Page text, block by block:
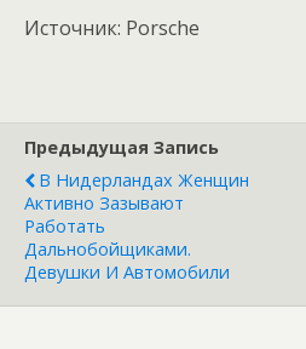
Источник: Porsche
Предыдущая Запись
В Нидерландах Женщин
Активно Зазывают
Работать
Дальнобойщиками.
Девушки И Автомобили